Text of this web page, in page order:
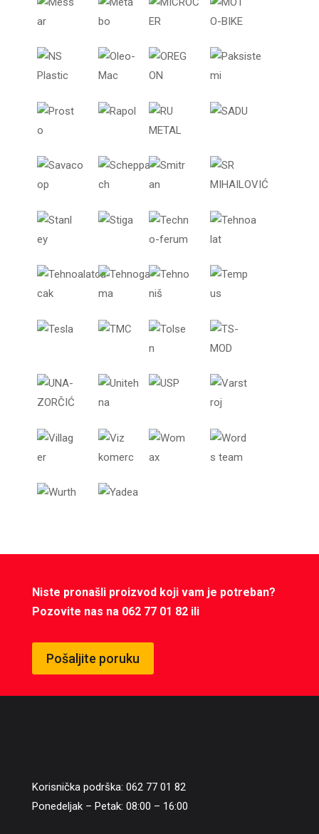
Niste pronašli proizvod koji vam je potreban?
Pozovite nas na 062 77 01 82 ili
Pošaljite poruku
Korisnička podrška: 062 77 01 82
Ponedeljak – Petak: 08:00 – 16:00